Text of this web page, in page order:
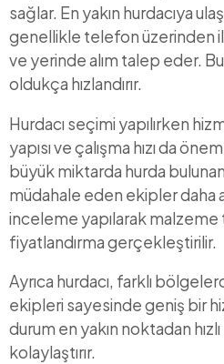
sağlar. En yakın hurdacıya
genellikle telefon üzerinden
ve yerinde alım talep eder.
oldukça hızlandırır.
Hurdacı seçimi yapılırken
yapısı ve çalışma hızı da
büyük miktarda hurda
müdahale eden ekipler daha
inceleme yapılarak malzeme
fiyatlandırma gerçekleştirilir.
Ayrıca hurdacı, farklı
ekipleri sayesinde geniş bir
durum en yakın noktadan hızlı
kolaylaştırır.